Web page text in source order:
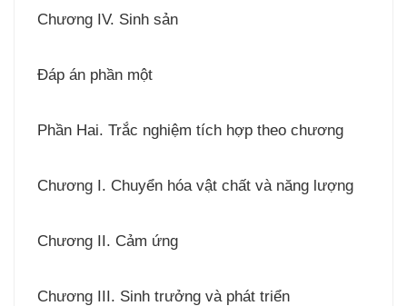
Chương IV. Sinh sản
Đáp án phần một
Phần Hai. Trắc nghiệm tích hợp theo chương
Chương I. Chuyển hóa vật chất và năng lượng
Chương II. Cảm ứng
Chương III. Sinh trưởng và phát triển